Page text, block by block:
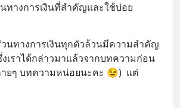
ทางการเงินที่สำคัญและใช้บ่อย
วนทางการเงินทุกตัวล้วนมีความสำคัญ
เราได้กล่าวมาแล้วจากบทความก่อน
ยๆ บทความหน่อยนะคะ 😉)  แต่